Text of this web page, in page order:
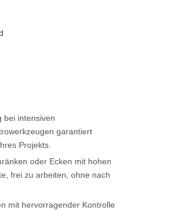
bei intensiven
garantiert
Projekts.
oder Ecken mit hohen
frei zu arbeiten, ohne nach
mit hervorragender Kontrolle